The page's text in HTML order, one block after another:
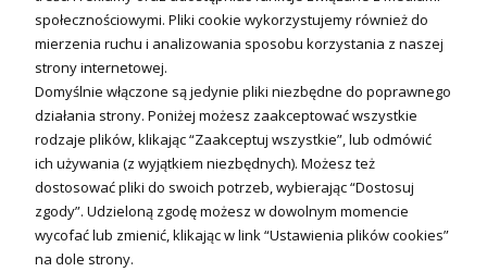
Sterowniki i regulatory
Nagrzewnice i kurtyny
Kuchnia i Wentylacja
Kuchnia
Zlewozmywaki
Baterie kuchenne
Młynki do odpadów
społecznościowymi. Pliki cookie wykorzystujemy również do
mierzenia ruchu i analizowania sposobu korzystania z naszej
strony internetowej.
Domyślnie włączone są jedynie pliki niezbędne do poprawnego
działania strony. Poniżej możesz zaakceptować wszystkie
rodzaje plików, klikając “Zaakceptuj wszystkie”, lub odmówić
ich używania (z wyjątkiem niezbędnych). Możesz też
dostosować pliki do swoich potrzeb, wybierając “Dostosuj
zgody”. Udzieloną zgodę możesz w dowolnym momencie
wycofać lub zmienić, klikając w link “Ustawienia plików cookies”
na dole strony.